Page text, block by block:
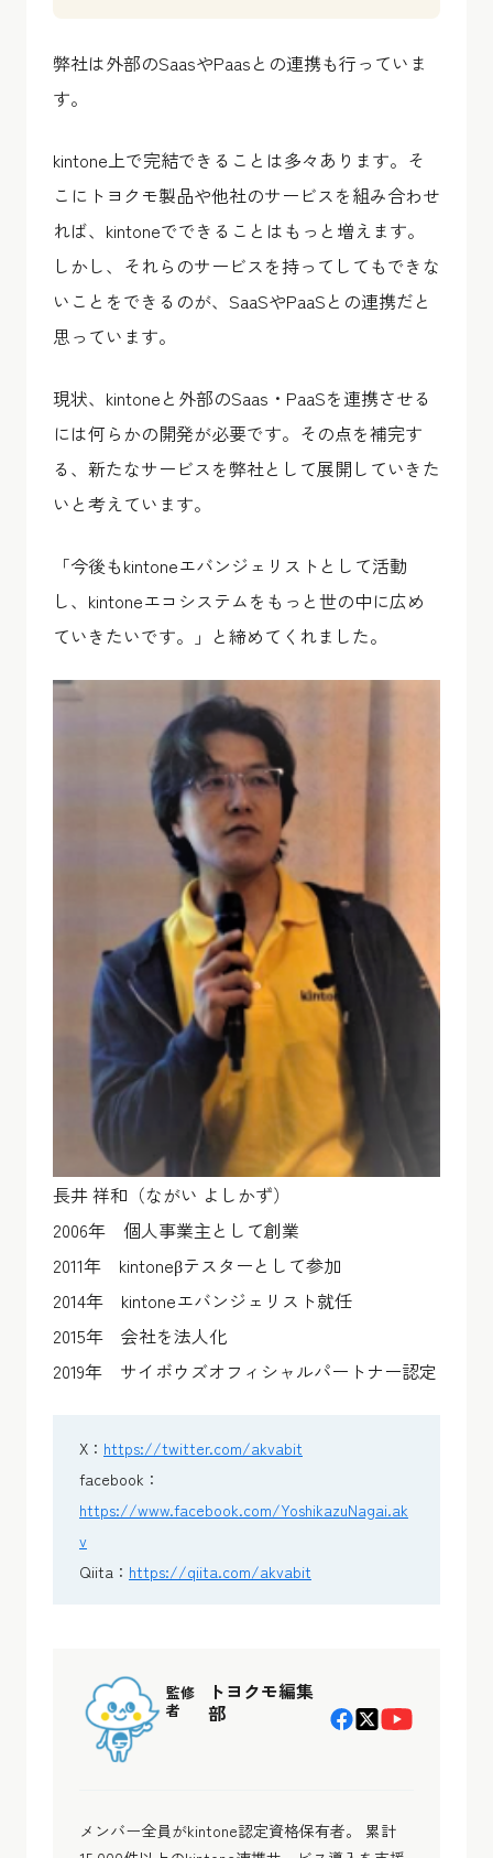
弊社は外部のSaasやPaasとの連携も行っていま
す。
kintone上で完結できることは多々あります。そ
こにトヨクモ製品や他社のサービスを組み合わせ
れば、kintoneでできることはもっと増えます。
しかし、それらのサービスを持ってしてもできな
いことをできるのが、SaaSやPaaSとの連携だと
思っています。
現状、kintoneと外部のSaas・PaaSを連携させる
には何らかの開発が必要です。その点を補完す
る、新たなサービスを弊社として展開していきた
いと考えています。
「今後もkintoneエバンジェリストとして活動
し、kintoneエコシステムをもっと世の中に広め
ていきたいです。」と締めてくれました。
長井 祥和（ながい よしかず）
2006年 個人事業主として創業
2011年 kintoneβテスターとして参加
2014年 kintoneエバンジェリスト就任
2015年 会社を法人化
2019年 サイボウズオフィシャルパートナー認定
X： https://twitter.com/akvabit
facebook：
https://www.facebook.com/YoshikazuNagai.ak
v
Qiita： https://qiita.com/akvabit
監修
者
トヨクモ編集
部
メンバー全員がkintone認定資格保有者。 累計